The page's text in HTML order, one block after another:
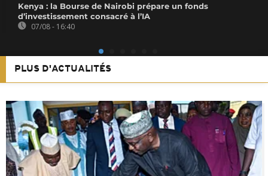
Kenya : la Bourse de Nairobi prépare un fonds
d’investissement consacré à l’IA
07/08 - 16:40
PLUS D'ACTUALITÉS